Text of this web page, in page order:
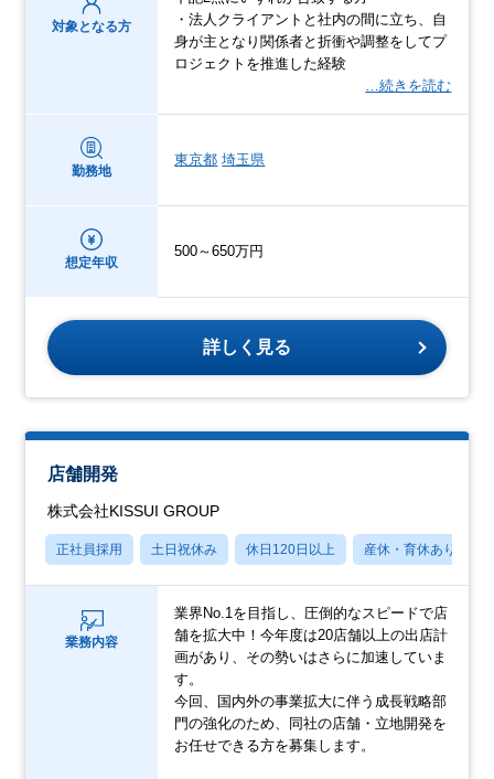
対象となる方
・法人クライアントと社内の間に立ち、自
身が主となり関係者と折衝や調整をしてプ
ロジェクトを推進した経験
…続きを読む
勤務地
東京都 埼玉県
想定年収
500～650万円
詳しく見る
店舗開発
株式会社KISSUI GROUP
正社員採用 土日祝休み 休日120日以上 産休・育休あり
業務内容
業界No.1を目指し、圧倒的なスピードで店
舗を拡大中！今年度は20店舗以上の出店計
画があり、その勢いはさらに加速していま
す。
今回、国内外の事業拡大に伴う成長戦略部
門の強化のため、同社の店舗・立地開発を
お任せできる方を募集します。